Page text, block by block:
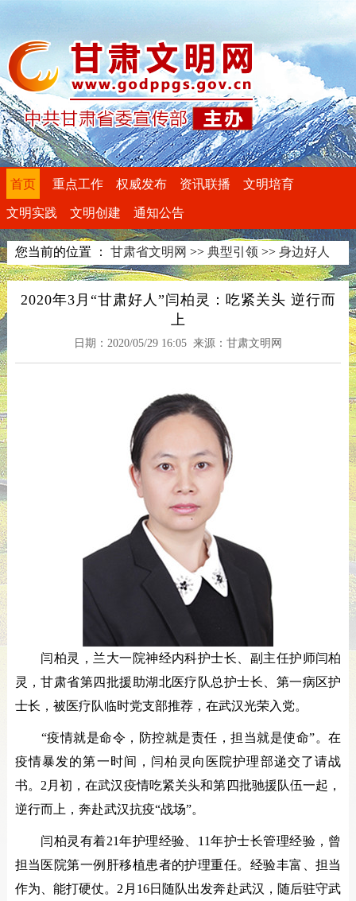
首页 重点工作 权威发布 资讯联播 文明培育
文明实践 文明创建 通知公告
您当前的位置 ： 甘肃省文明网 >> 典型引领 >> 身边好人
2020年3月“甘肃好人”闫柏灵：吃紧关头 逆行而
上
日期：2020/05/29 16:05 来源：甘肃文明网
闫柏灵，兰大一院神经内科护士长、副主任护师闫柏
灵，甘肃省第四批援助湖北医疗队总护士长、第一病区护
士长，被医疗队临时党支部推荐，在武汉光荣入党。
“疫情就是命令，防控就是责任，担当就是使命”。在
疫情暴发的第一时间，闫柏灵向医院护理部递交了请战
书。2月初，在武汉疫情吃紧关头和第四批驰援队伍一起，
逆行而上，奔赴武汉抗疫“战场”。
闫柏灵有着21年护理经验、11年护士长管理经验，曾
担当医院第一例肝移植患者的护理重任。经验丰富、担当
作为、能打硬仗。2月16日随队出发奔赴武汉，随后驻守武